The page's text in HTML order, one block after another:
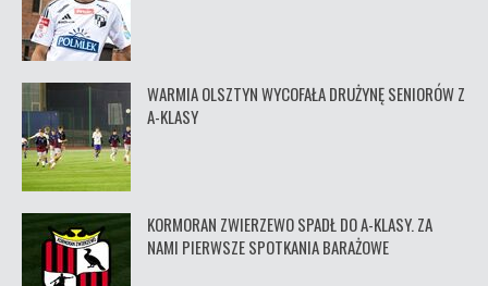
WARMIA OLSZTYN WYCOFAŁA DRUŻYNĘ SENIORÓW Z
A-KLASY
KORMORAN ZWIERZEWO SPADŁ DO A-KLASY. ZA
NAMI PIERWSZE SPOTKANIA BARAŻOWE